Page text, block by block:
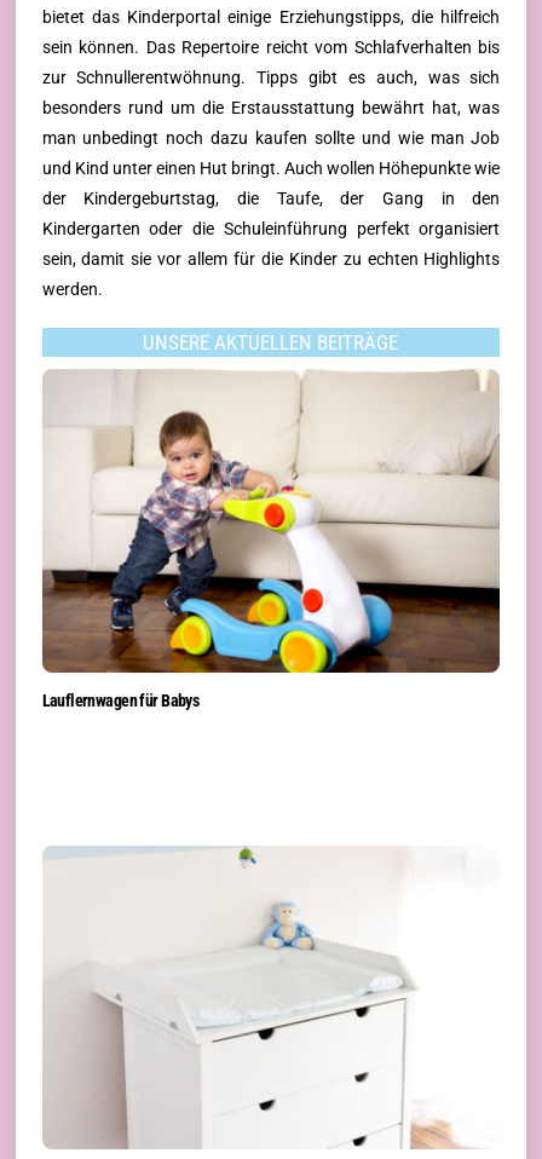
bietet das Kinderportal einige Erziehungstipps, die hilfreich
sein können. Das Repertoire reicht vom Schlafverhalten bis
zur Schnullerentwöhnung. Tipps gibt es auch, was sich
besonders rund um die Erstausstattung bewährt hat, was
man unbedingt noch dazu kaufen sollte und wie man Job
und Kind unter einen Hut bringt. Auch wollen Höhepunkte wie
der Kindergeburtstag, die Taufe, der Gang in den
Kindergarten oder die Schuleinführung perfekt organisiert
sein, damit sie vor allem für die Kinder zu echten Highlights
werden.
UNSERE AKTUELLEN BEITRÄGE
Lauflernwagen für Babys